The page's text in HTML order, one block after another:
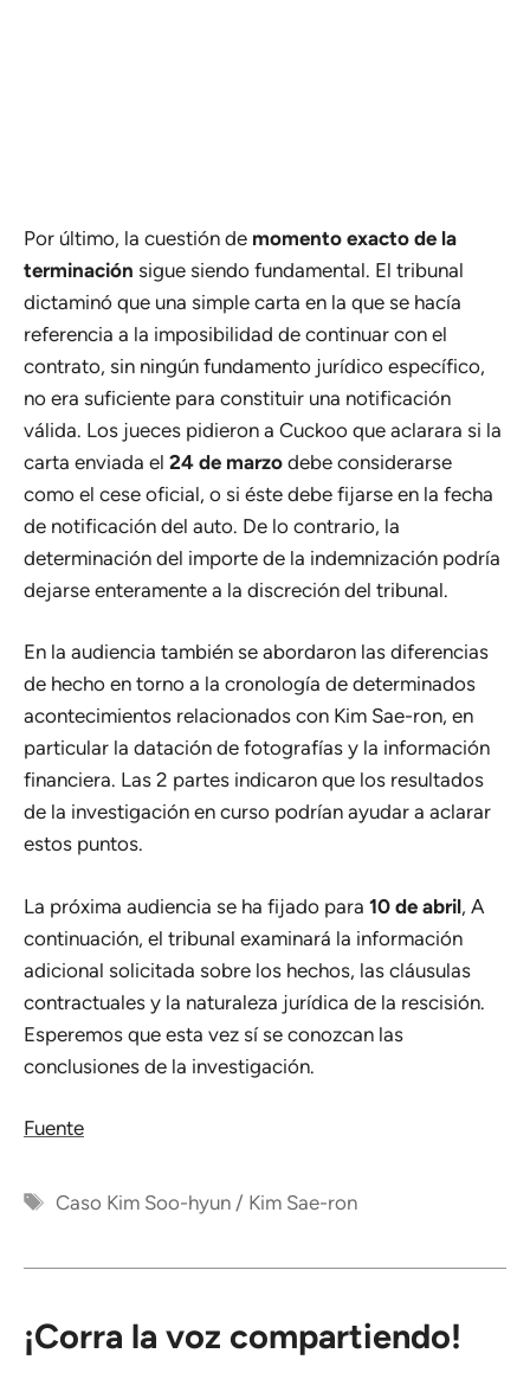
Por último, la cuestión de momento exacto de la
terminación sigue siendo fundamental. El tribunal
dictaminó que una simple carta en la que se hacía
referencia a la imposibilidad de continuar con el
contrato, sin ningún fundamento jurídico específico,
no era suficiente para constituir una notificación
válida. Los jueces pidieron a Cuckoo que aclarara si la
carta enviada el 24 de marzo debe considerarse
como el cese oficial, o si éste debe fijarse en la fecha
de notificación del auto. De lo contrario, la
determinación del importe de la indemnización podría
dejarse enteramente a la discreción del tribunal.
En la audiencia también se abordaron las diferencias
de hecho en torno a la cronología de determinados
acontecimientos relacionados con Kim Sae-ron, en
particular la datación de fotografías y la información
financiera. Las 2 partes indicaron que los resultados
de la investigación en curso podrían ayudar a aclarar
estos puntos.
La próxima audiencia se ha fijado para 10 de abril, A
continuación, el tribunal examinará la información
adicional solicitada sobre los hechos, las cláusulas
contractuales y la naturaleza jurídica de la rescisión.
Esperemos que esta vez sí se conozcan las
conclusiones de la investigación.
Fuente
Etiquetas
Caso Kim Soo-hyun / Kim Sae-ron
¡Corra la voz compartiendo!